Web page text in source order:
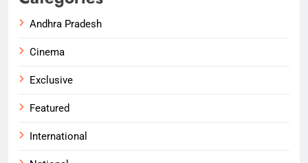
Andhra Pradesh
Cinema
Exclusive
Featured
International